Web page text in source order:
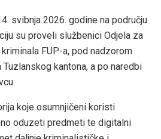
svibnja 2026. godine na području
su proveli službenici Odjela za
FUP-a, pod nadzorom
kantona, a po naredbi
koje osumnjičeni koristi
oduzeti predmeti te digitalni